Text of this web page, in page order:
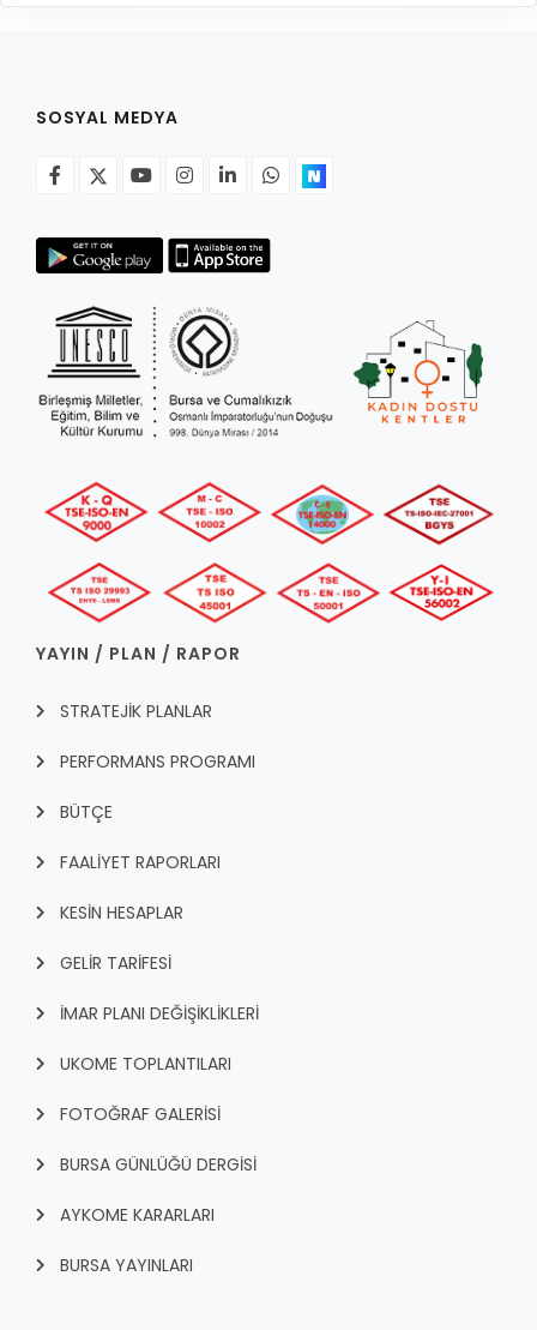
SOSYAL MEDYA
YAYIN / PLAN / RAPOR
STRATEJİK PLANLAR
PERFORMANS PROGRAMI
BÜTÇE
FAALİYET RAPORLARI
KESİN HESAPLAR
GELİR TARİFESİ
İMAR PLANI DEĞİŞİKLİKLERİ
UKOME TOPLANTILARI
FOTOĞRAF GALERİSİ
BURSA GÜNLÜĞÜ DERGİSİ
AYKOME KARARLARI
BURSA YAYINLARI